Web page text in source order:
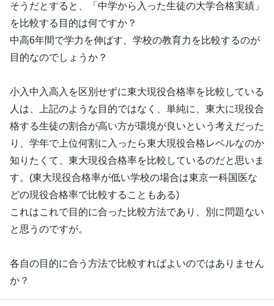
そうだとすると、「中学から入った生徒の大学合格実績」
を比較する目的は何ですか？
中高6年間で学力を伸ばす、学校の教育力を比較するのが
目的なのでしょうか？
小入中入高入を区別せずに東大現役合格率を比較している
人は、上記のような目的ではなく、単純に、東大に現役合
格する生徒の割合が高い方が環境が良いという考えだった
り、学年で上位何割に入ったら東大現役合格レベルなのか
知りたくて、東大現役合格率を比較しているのだと思いま
す。(東大現役合格率が低い学校の場合は東京一科国医な
どの現役合格率で比較することもある)
これはこれで目的に合った比較方法であり、別に問題ない
と思うのですが。
各自の目的に合う方法で比較すればよいのではありません
か？